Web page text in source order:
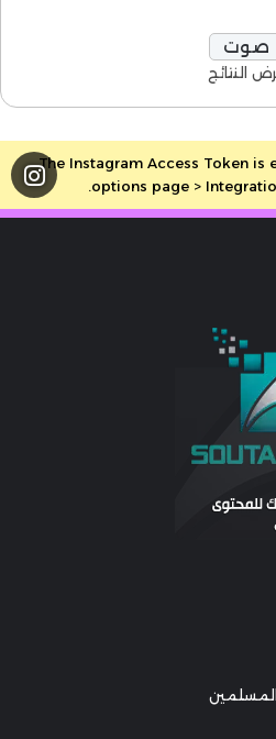
النتائج
The Instagram Access Token is
options page >
المسلمين